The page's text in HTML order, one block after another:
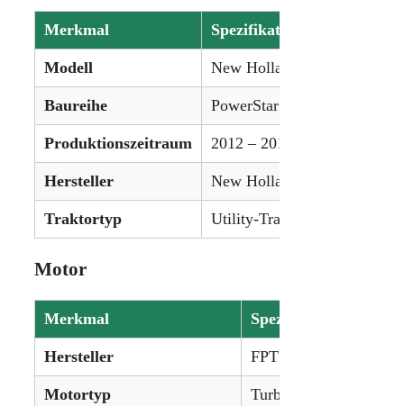
Merkmal Spezifikation
Modell New Holland T4.75
Baureihe PowerStar T4-Serie
Produktionszeitraum 2012 – 2017
Hersteller New Holland
Traktortyp Utility-Traktor
Motor
Merkmal Spezifikation
Hersteller FPT (Fiat Powertrain)
Motortyp Turbo-Diesel, 4-